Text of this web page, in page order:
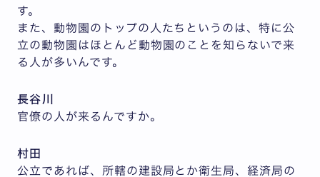
す。
また、動物園のトップの人たちというのは、特に公
立の動物園はほとんど動物園のことを知らないで来
る人が多いんです。
長谷川
官僚の人が来るんですか。
村田
公立であれば、所轄の建設局とか衛生局、経済局の